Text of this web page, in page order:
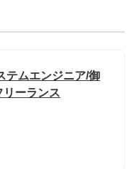
テムエンジニア/御
リーランス